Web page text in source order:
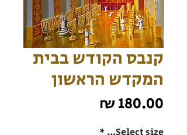
קנבס הקודש בבית
המקדש הראשון
Select size...
*